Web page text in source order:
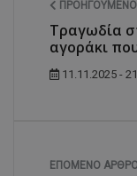
Τραγωδία
αγοράκι
11.11.2025 -
ΕΠΌΜΕΝΟ